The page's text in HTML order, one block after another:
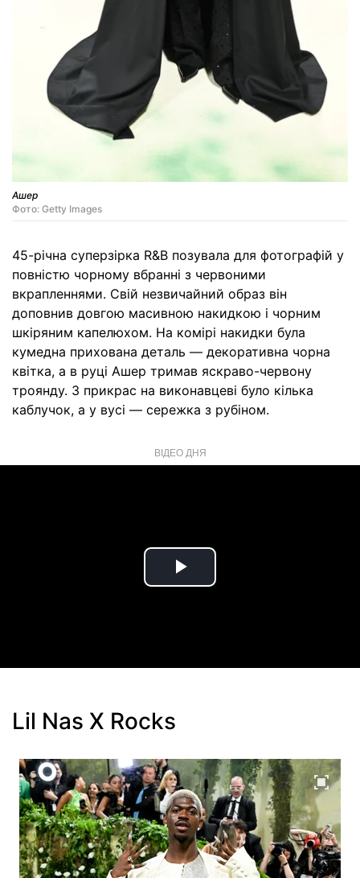
Ашер
Фото: Getty Images
45-річна суперзірка R&B позувала для фотографій у
повністю чорному вбранні з червоними
вкрапленнями. Свій незвичайний образ він
доповнив довгою масивною накидкою і чорним
шкіряним капелюхом. На комірі накидки була
кумедна прихована деталь — декоративна чорна
квітка, а в руці Ашер тримав яскраво-червону
троянду. З прикрас на виконавцеві було кілька
каблучок, а у вусі — сережка з рубіном.
ВІДЕО ДНЯ
Play
Lil Nas X Rocks